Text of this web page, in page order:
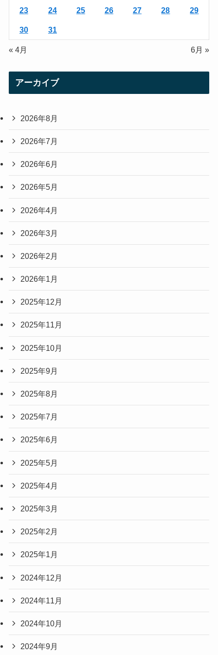
23 24 25 26 27 28 29
30 31
« 4月 6月 »
アーカイブ
2026年8月
2026年7月
2026年6月
2026年5月
2026年4月
2026年3月
2026年2月
2026年1月
2025年12月
2025年11月
2025年10月
2025年9月
2025年8月
2025年7月
2025年6月
2025年5月
2025年4月
2025年3月
2025年2月
2025年1月
2024年12月
2024年11月
2024年10月
2024年9月